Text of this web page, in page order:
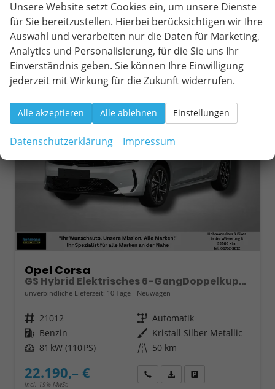
Verbrauch kombiniert:4,60 l/100km
CO2 -Klasse: C
CO 2-Emissionen:104,00 g/km
ab 202,– € mtl.
Opel Corsa
GS Hybrid Elektrisches 6-GangDoppelkupplungsgetriebe (eDCT)
unverbindliche Lieferzeit: 10 Tage Neuwagen
Fahrzeugnr. 21012 Getriebe Automatik
Kraftstoff Benzin Außenfarbe Kristall Silber Metallic
Leistung 81 kW (110 PS) Kilometerstand 50 km
22.190,– €
incl. 19% MwSt.
Wir rufen Sie anFahrzeugexposé (PDF)
Unsere Website setzt Cookies ein, um unsere Dienste
für Sie bereitzustellen. Hierbei berücksichtigen wir Ihre
Auswahl und verarbeiten nur die Daten für Marketing,
Analytics und Personalisierung, für die Sie uns Ihr
Einverständnis geben. Sie können Ihre Einwilligung
jederzeit mit Wirkung für die Zukunft widerrufen.
Alle akzeptieren Alle ablehnen Einstellungen
Datenschutzerklärung Impressum